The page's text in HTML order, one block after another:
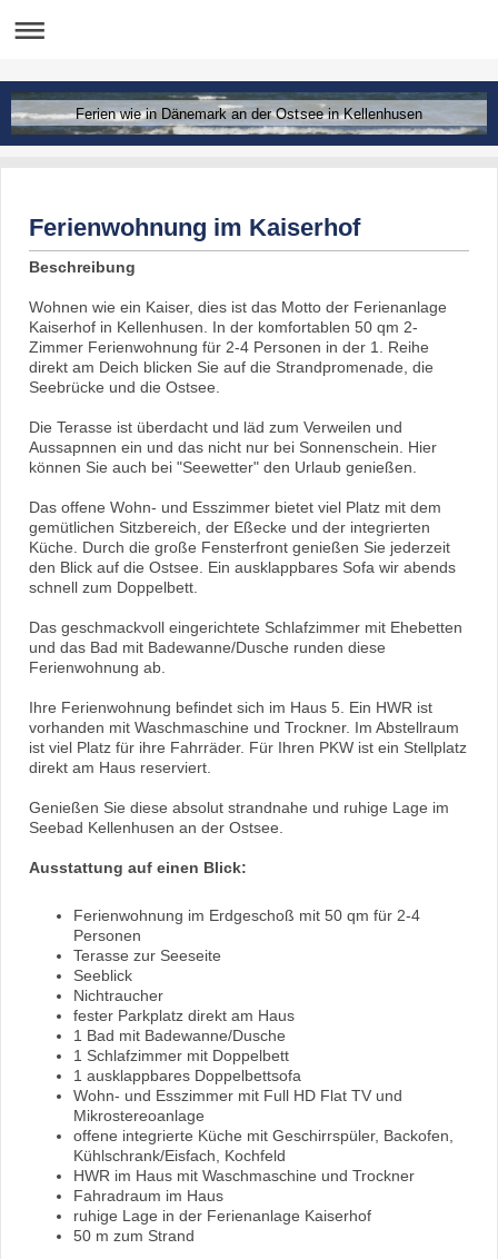
Ferien wie in Dänemark an der Ostsee in Kellenhusen
Ferienwohnung im Kaiserhof
Beschreibung
Wohnen wie ein Kaiser, dies ist das Motto der Ferienanlage
Kaiserhof in Kellenhusen. In der komfortablen 50 qm 2-
Zimmer Ferienwohnung für 2-4 Personen in der 1. Reihe
direkt am Deich blicken Sie auf die Strandpromenade, die
Seebrücke und die Ostsee.
Die Terasse ist überdacht und läd zum Verweilen und
Aussapnnen ein und das nicht nur bei Sonnenschein. Hier
können Sie auch bei "Seewetter" den Urlaub genießen.
Das offene Wohn- und Esszimmer bietet viel Platz mit dem
gemütlichen Sitzbereich, der Eßecke und der integrierten
Küche. Durch die große Fensterfront genießen Sie jederzeit
den Blick auf die Ostsee. Ein ausklappbares Sofa wir abends
schnell zum Doppelbett.
Das geschmackvoll eingerichtete Schlafzimmer mit Ehebetten
und das Bad mit Badewanne/Dusche runden diese
Ferienwohnung ab.
Ihre Ferienwohnung befindet sich im Haus 5. Ein HWR ist
vorhanden mit Waschmaschine und Trockner. Im Abstellraum
ist viel Platz für ihre Fahrräder. Für Ihren PKW ist ein Stellplatz
direkt am Haus reserviert.
Genießen Sie diese absolut strandnahe und ruhige Lage im
Seebad Kellenhusen an der Ostsee.
Ausstattung auf einen Blick:
Ferienwohnung im Erdgeschoß mit 50 qm für 2-4
Personen
Terasse zur Seeseite
Seeblick
Nichtraucher
fester Parkplatz direkt am Haus
1 Bad mit Badewanne/Dusche
1 Schlafzimmer mit Doppelbett
1 ausklappbares Doppelbettsofa
Wohn- und Esszimmer mit Full HD Flat TV und
Mikrostereoanlage
offene integrierte Küche mit Geschirrspüler, Backofen,
Kühlschrank/Eisfach, Kochfeld
HWR im Haus mit Waschmaschine und Trockner
Fahradraum im Haus
ruhige Lage in der Ferienanlage Kaiserhof
50 m zum Strand